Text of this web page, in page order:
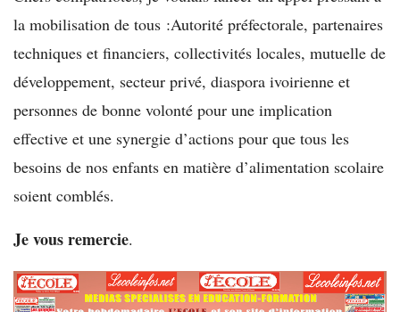
la mobilisation de tous :Autorité préfectorale, partenaires
techniques et financiers, collectivités locales, mutuelle de
développement, secteur privé, diaspora ivoirienne et
personnes de bonne volonté pour une implication
effective et une synergie d’actions pour que tous les
besoins de nos enfants en matière d’alimentation scolaire
soient comblés.
Je vous remercie.